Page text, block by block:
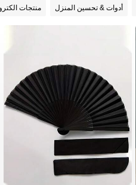
أدوات & تحسين المنزل منتجات